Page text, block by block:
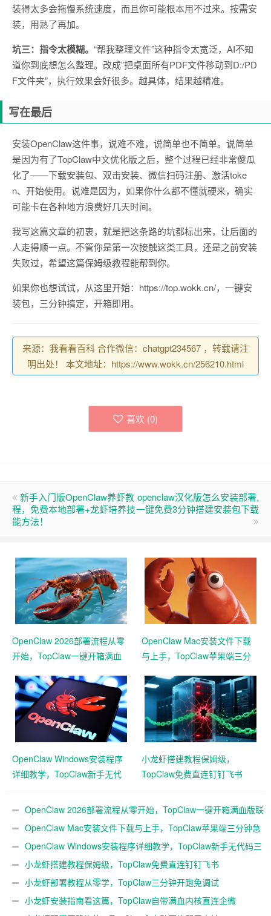
装得太多会拖慢系统速度，而且你可能根本用不过来。按需安
装，用熟了再加。
坑三：指令太模糊。 “帮我整理文件”这种指令太宽泛，AI不知
道你到底想怎么整理。改成”把桌面所有PDF文件移动到D:/PD
F文件夹”，执行效果会好很多。越具体，结果越精准。
写在最后
安装OpenClaw这件事，说难不难，说简单也不简单。说简单
是因为有了TopClaw中文优化版之后，整个过程已经非常傻瓜
化了——下载安装包、双击安装、微信扫码注册、激活toke
n、开始使用。说难是因为，如果你什么都不懂就硬来，确实
可能卡在各种地方浪费好几天时间。
我写这篇文章的初衷，就是把这条路的坑都标出来，让后面的
人走得顺一点。不管你是第一次接触这类工具，还是之前安装
失败过，希望这篇保姆级教程能帮到你。
如果你也想试试，从这里开始：https://top.wokk.cn/，一键安
装包，三分钟搞定，开箱即用。
来源：我看看百科 合作微信：chatgpt234567 ，转载请注
明出处！ 本文地址：https://www.wokk.cn/256210.html
喜欢 (0)
新手入门版OpenClaw养虾教
程，免费本地部署+龙虾培养技
能方法！
openclaw汉化版怎么安装部署,
一键免费3分钟搭建安装包下载
OpenClaw 2026部署流程从零
开始，TopClaw一键开箱满血
OpenClaw Mac安装文件下载
与上手，TopClaw苹果端三分
OpenClaw Windows安装程序
详细教学，TopClaw新手无代
小龙虾搭建教程保姆级，
TopClaw免费直连钉钉飞书
OpenClaw 2026部署流程从零开始，TopClaw一键开箱满血版联
动企微OpenClaw Mac安装文件下载与上手，TopClaw苹果端三分钟急
速本地起用
OpenClaw Windows安装程序详细教学，TopClaw新手无代码三
分钟搭好
小龙虾搭建教程保姆级，TopClaw免费直连钉钉飞书
小龙虾部署教程从零学，TopClaw三分钟开跑免调试
小龙虾安装指南看这篇，TopClaw自带满血内核直连企微